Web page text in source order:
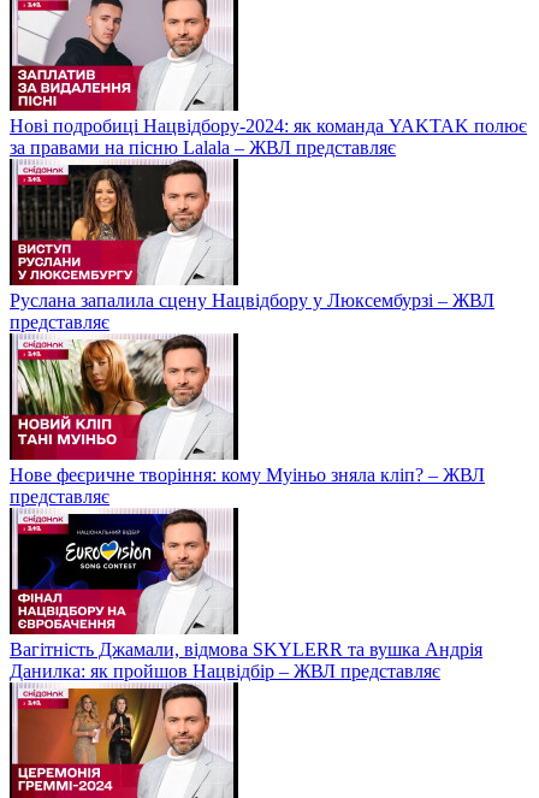
Нові подробиці Нацвідбору-2024: як команда YAKTAK полює
за правами на пісню Lalala – ЖВЛ представляє
Руслана запалила сцену Нацвідбору у Люксембурзі – ЖВЛ
представляє
Нове феєричне творіння: кому Муіньо зняла кліп? – ЖВЛ
представляє
Вагітність Джамали, відмова SKYLERR та вушка Андрія
Данилка: як пройшов Нацвідбір – ЖВЛ представляє